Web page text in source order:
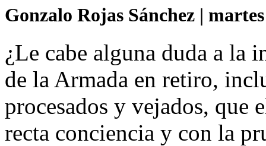
Gonzalo Rojas Sánchez |
¿Le cabe alguna duda a la
de la Armada en retiro,
procesados y vejados, que
recta conciencia y con la